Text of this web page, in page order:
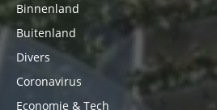
Binnenland
Buitenland
Divers
Coronavirus
Economie & Tech